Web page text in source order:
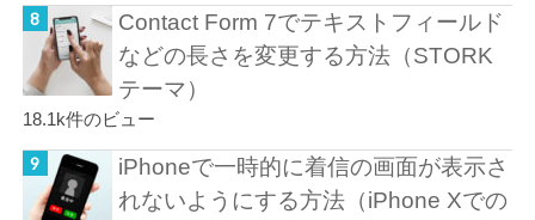
Contact Form 7でテキストフィールド
などの長さを変更する方法（STORK
テーマ）
18.1k件のビュー
iPhoneで一時的に着信の画面が表示さ
れないようにする方法（iPhone Xでの